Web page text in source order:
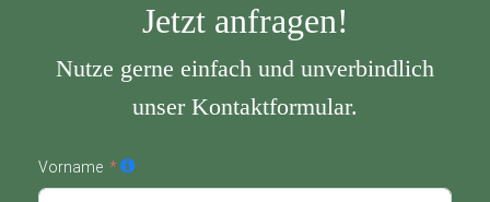
Jetzt anfragen!
Nutze gerne einfach und unverbindlich
unser Kontaktformular.
Vorname